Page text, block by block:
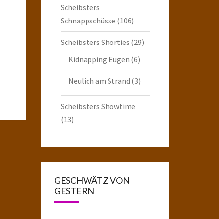
Scheibsters
Schnappschüsse (106)
Scheibsters Shorties (29)
Kidnapping Eugen (6)
Neulich am Strand (3)
Scheibsters Showtime
(13)
GESCHWÄTZ VON
GESTERN